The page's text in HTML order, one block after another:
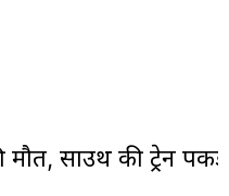
ट्रेन पकड़ने की